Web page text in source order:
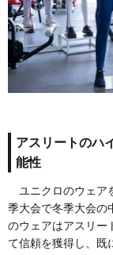
アスリートのハ
能性
ユニクロのウェア
季大会で冬季大会の
のウェアはアスリー
て信頼を獲得し、既